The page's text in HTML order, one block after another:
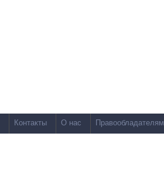
Контакты О нас Правообладателям